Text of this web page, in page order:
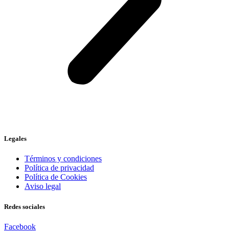
Legales
Términos y condiciones
Política de privacidad
Política de Cookies
Aviso legal
Redes sociales
Facebook